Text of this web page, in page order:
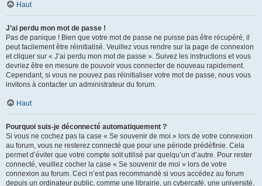
Haut
J’ai perdu mon mot de passe !
Pas de panique ! Bien que votre mot de passe ne puisse pas être récupéré, il
peut facilement être réinitialisé. Veuillez vous rendre sur la page de connexion
et cliquer sur « J’ai perdu mon mot de passe ». Suivez les instructions et vous
devriez être en mesure de pouvoir vous connecter de nouveau rapidement.
Cependant, si vous ne pouvez pas réinitialiser votre mot de passe, nous vous
invitons à contacter un administrateur du forum.
Haut
Pourquoi suis-je déconnecté automatiquement ?
Si vous ne cochez pas la case « Se souvenir de moi » lors de votre connexion
au forum, vous ne resterez connecté que pour une période prédéfinie. Cela
permet d’éviter que votre compte soit utilisé par quelqu’un d’autre. Pour rester
connecté, veuillez cocher la case « Se souvenir de moi » lors de votre
connexion au forum. Ceci n’est pas recommandé si vous accédez au forum
depuis un ordinateur public, comme une librairie, un cybercafé, une université,